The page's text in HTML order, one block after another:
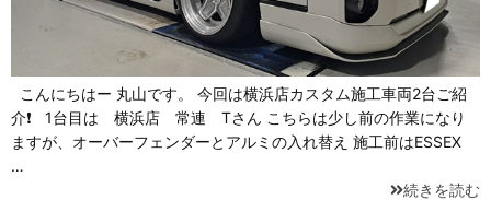
こんにちはー 丸山です。 今回は横浜店カスタム施工車両2台ご紹
介❗ 1台目は 横浜店 常連 Tさん こちらは少し前の作業になり
ますが、オーバーフェンダーとアルミの入れ替え 施工前はESSEX
…
続きを読む